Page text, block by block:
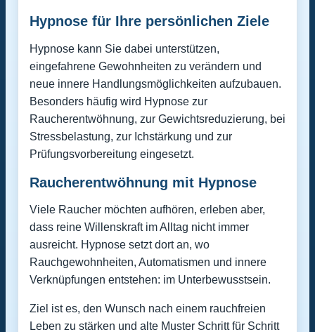
Hypnose für Ihre persönlichen Ziele
Hypnose kann Sie dabei unterstützen,
eingefahrene Gewohnheiten zu verändern und
neue innere Handlungsmöglichkeiten aufzubauen.
Besonders häufig wird Hypnose zur
Raucherentwöhnung, zur Gewichtsreduzierung, bei
Stressbelastung, zur Ichstärkung und zur
Prüfungsvorbereitung eingesetzt.
Raucherentwöhnung mit Hypnose
Viele Raucher möchten aufhören, erleben aber,
dass reine Willenskraft im Alltag nicht immer
ausreicht. Hypnose setzt dort an, wo
Rauchgewohnheiten, Automatismen und innere
Verknüpfungen entstehen: im Unterbewusstsein.
Ziel ist es, den Wunsch nach einem rauchfreien
Leben zu stärken und alte Muster Schritt für Schritt